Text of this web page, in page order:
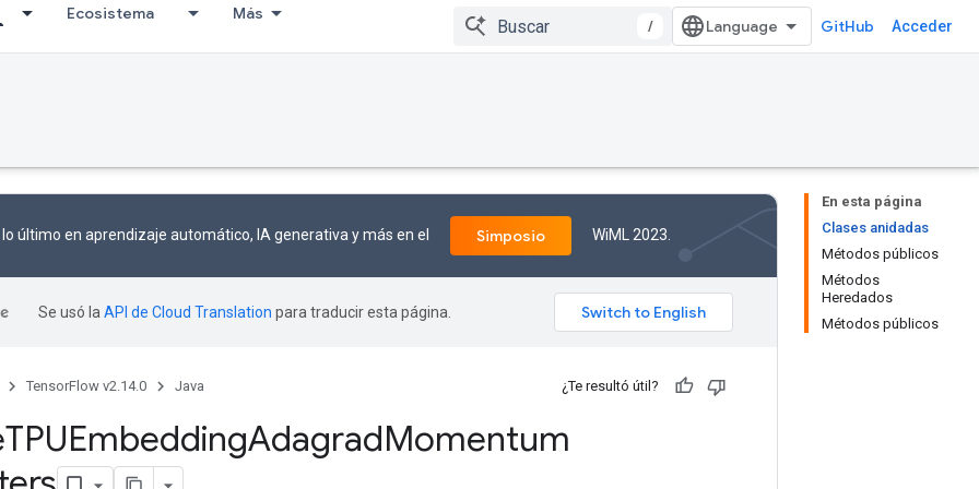
Ecosistema Más
/ GitHub Acceder
En esta página
Clases anidadas
Métodos públicos
Métodos
Heredados
Métodos públicos
último en aprendizaje automático, IA generativa y más en el Simposio WiML 2023.
Se usó la API de Cloud Translation para traducir esta página.
TensorFlow v2.14.0 Java ¿Te resultó útil?
TPUEmbeddingAdagradMomentum